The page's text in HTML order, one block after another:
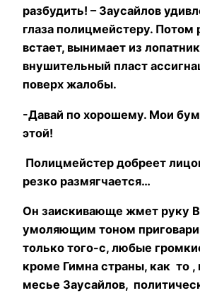
разбудить! – Заусайлов
глаза полицмейстеру. Потом
встает, вынимает из
внушительный пласт
поверх жалобы.
-Давай по хорошему. Мои
этой!
Полицмейстер добреет
резко размягчается…
Он заискивающе жмет руку
умоляющим тоном
только того-с, любые
кроме Гимна страны, как то ,
месье Заусайлов,